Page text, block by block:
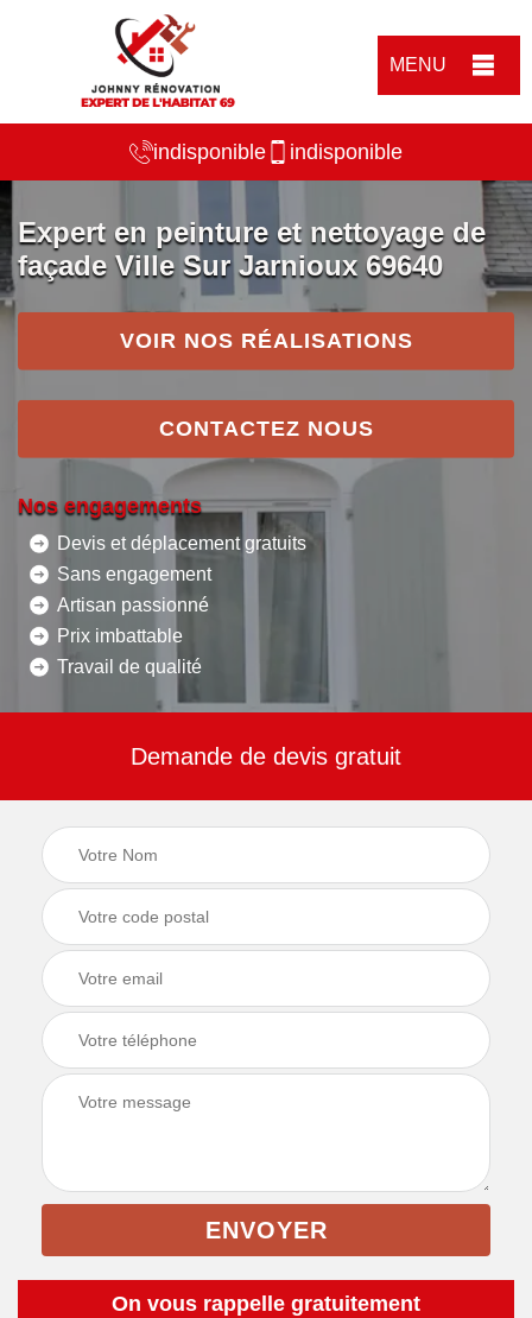
MENU
indisponible indisponible
Expert en peinture et nettoyage de
façade Ville Sur Jarnioux 69640
VOIR NOS RÉALISATIONS
CONTACTEZ NOUS
Nos engagements
Devis et déplacement gratuits
Sans engagement
Artisan passionné
Prix imbattable
Travail de qualité
Demande de devis gratuit
On vous rappelle gratuitement